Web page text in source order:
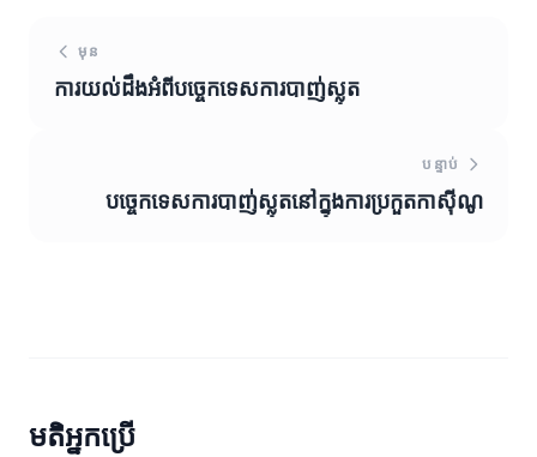
មុន
ការយល់ដឹងអំពីបច្ចេកទេសការបាញ់ស្លុត
បន្ទាប់
បច្ចេកទេសការបាញ់ស្លុតនៅក្នុងការប្រកួតកាស៊ីណូ
មតិអ្នកប្រើ